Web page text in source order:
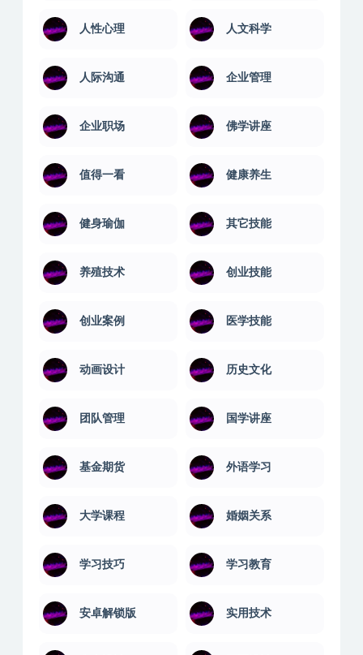
人性心理 人文科学
人际沟通 企业管理
企业职场 佛学讲座
值得一看 健康养生
健身瑜伽 其它技能
养殖技术 创业技能
创业案例 医学技能
动画设计 历史文化
团队管理 国学讲座
基金期货 外语学习
大学课程 婚姻关系
学习技巧 学习教育
安卓解锁版 实用技术